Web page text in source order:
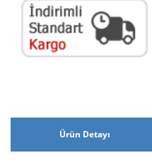
Ürün Detayı